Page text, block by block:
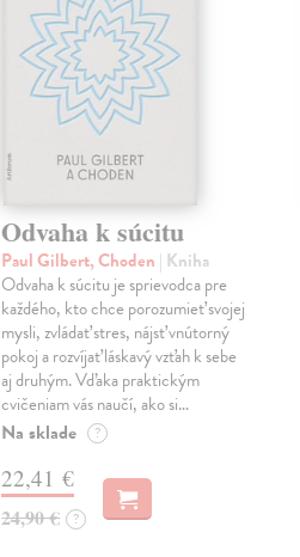
Odvaha k súcitu
Paul Gilbert, Choden | Kniha
Odvaha k súcitu je sprievodca pre
každého, kto chce porozumieť svojej
mysli, zvládať stres, nájsť vnútorný
pokoj a rozvíjať láskavý vzťah k sebe
aj druhým. Vďaka praktickým
cvičeniam vás naučí, ako si…
Na sklade ?
22,41 €
24,90 € ?